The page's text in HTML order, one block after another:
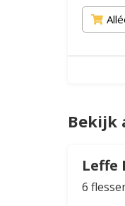
Bekijk
Leffe
6